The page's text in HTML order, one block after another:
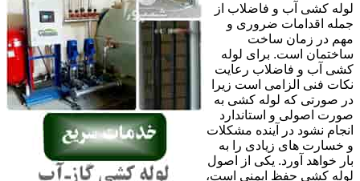
لوله کشی آب و فاضلاب از
جمله اقدامات ضروری و
مهم در زمان ساخت
ساختمان است. برای لوله
کشی آب و فاضلاب رعایت
نکات فنی الزامی است زیرا
در صورتی که لوله کشی به
صورت اصولی و استاندارد
انجام نشود در آینده مشکلات
و خسارت های زیادی را به
بار خواهد آورد. یکی از اصول
لوله کشی حفظ ایمنی است،